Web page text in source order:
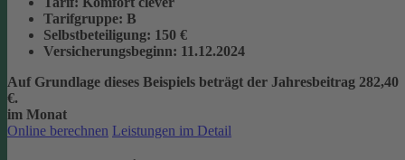
Tarifgruppe: B
Selbstbeteiligung: 150 €
Versicherungsbeginn: 11.12.2024
Auf Grundlage dieses Beispiels beträgt der Jahresbeitrag 282,40
€.
im Monat
Online berechnen Leistungen im Detail